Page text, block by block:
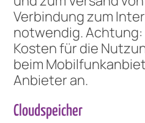
Verbindung zum
notwendig. Achtung:
Kosten für die
beim
Anbieter an.
Cloudspeicher